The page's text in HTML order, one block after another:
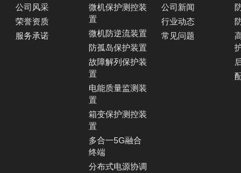
公司风采
荣誉资质
服务承诺
微机保护测控装
置
微机防逆流装置
防孤岛保护装置
故障解列保护装
置
电能质量监测装
置
箱变保护测控装
置
多合一5G融合
终端
分布式电源协调
公司新闻
行业动态
常见问题